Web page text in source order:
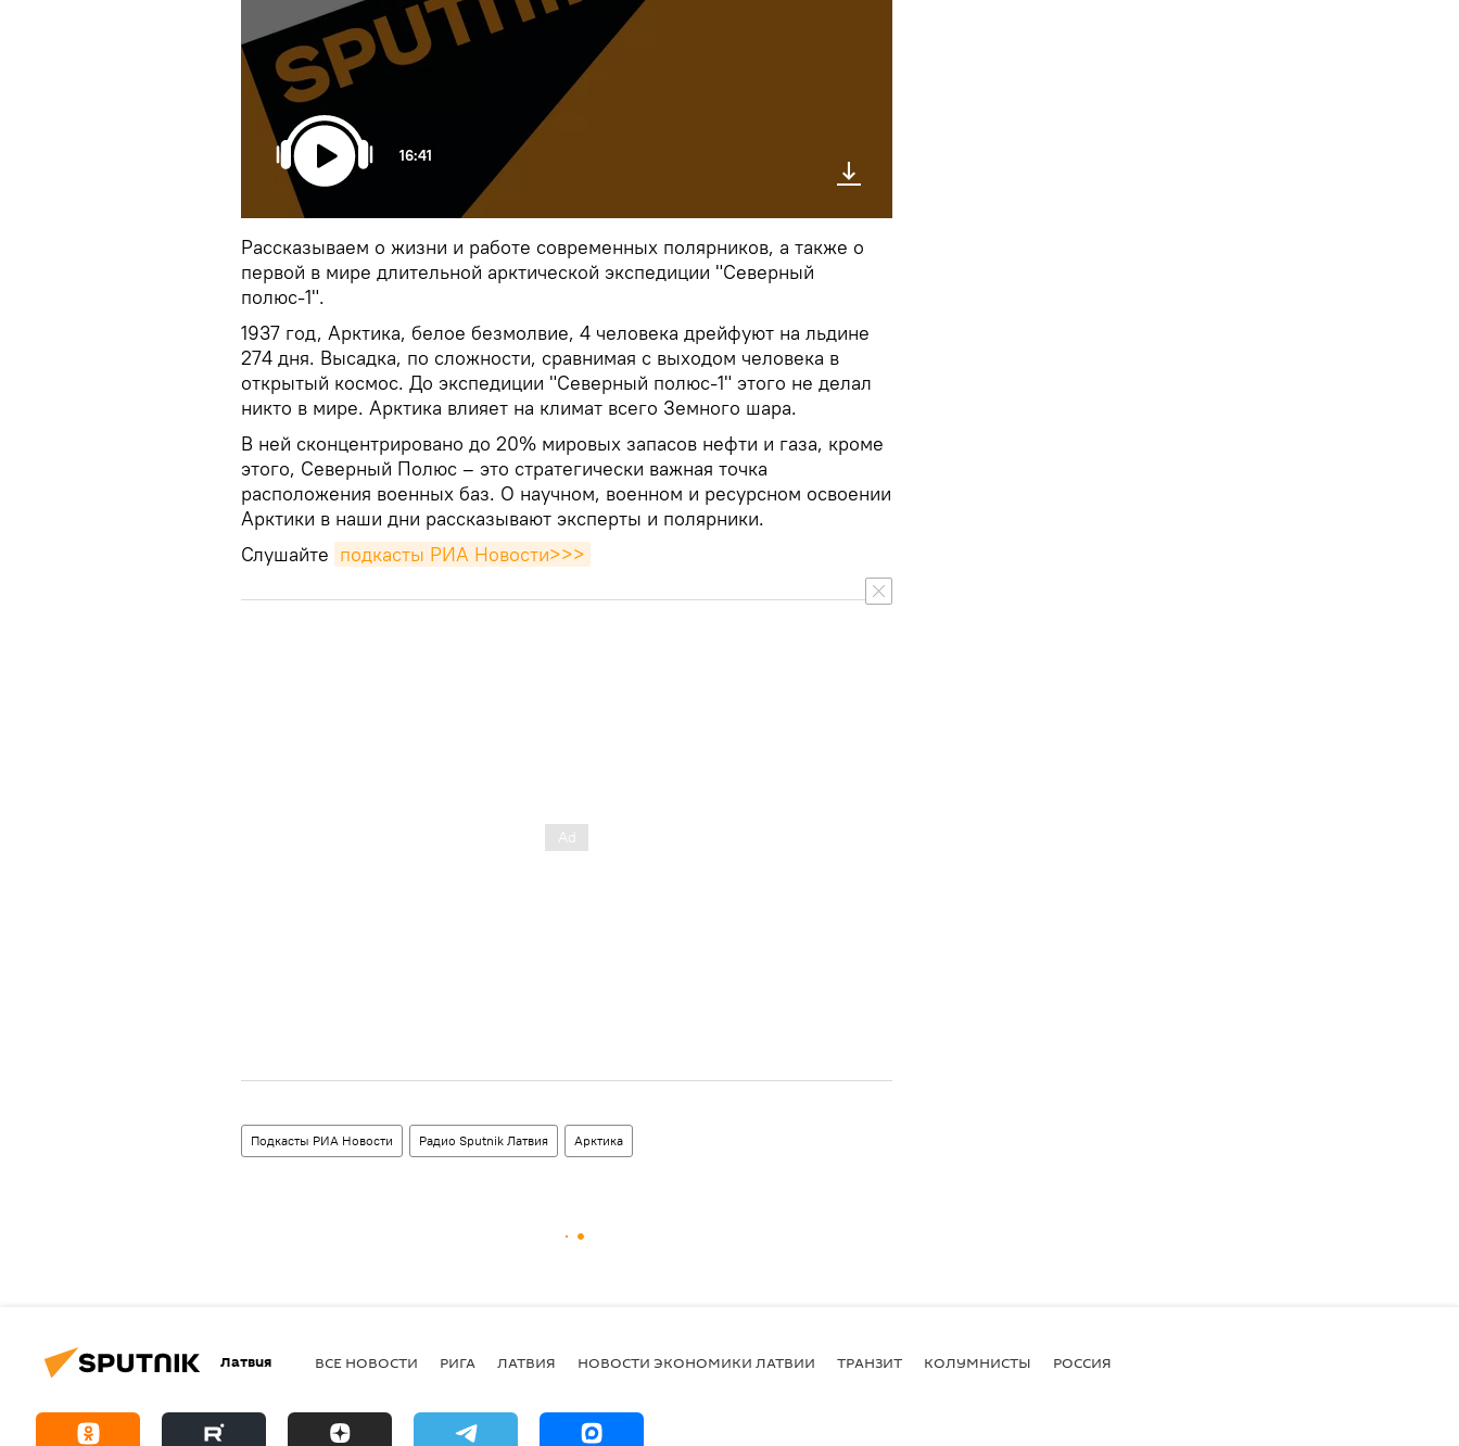
16:41
Рассказываем о жизни и работе современных полярников, а также о
первой в мире длительной арктической экспедиции "Северный
полюс-1".
1937 год, Арктика, белое безмолвие, 4 человека дрейфуют на льдине
274 дня. Высадка, по сложности, сравнимая с выходом человека в
открытый космос. До экспедиции "Северный полюс-1" этого не делал
никто в мире. Арктика влияет на климат всего Земного шара.
В ней сконцентрировано до 20% мировых запасов нефти и газа, кроме
этого, Северный Полюс – это стратегически важная точка
расположения военных баз. О научном, военном и ресурсном освоении
Арктики в наши дни рассказывают эксперты и полярники.
Слушайте подкасты РИА Новости>>>
Подкасты РИА Новости Радио Sputnik Латвия Арктика
Латвия ВСЕ НОВОСТИ РИГА ЛАТВИЯ НОВОСТИ ЭКОНОМИКИ ЛАТВИИ ТРАНЗИТ КОЛУМНИСТЫ РОССИЯ